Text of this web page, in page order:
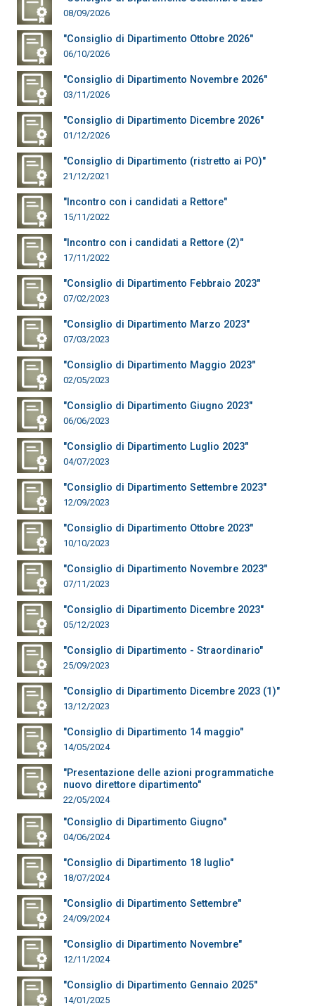
08/09/2026
"Consiglio di Dipartimento Ottobre 2026"
06/10/2026
"Consiglio di Dipartimento Novembre 2026"
03/11/2026
"Consiglio di Dipartimento Dicembre 2026"
01/12/2026
"Consiglio di Dipartimento (ristretto ai PO)"
21/12/2021
"Incontro con i candidati a Rettore"
15/11/2022
"Incontro con i candidati a Rettore (2)"
17/11/2022
"Consiglio di Dipartimento Febbraio 2023"
07/02/2023
"Consiglio di Dipartimento Marzo 2023"
07/03/2023
"Consiglio di Dipartimento Maggio 2023"
02/05/2023
"Consiglio di Dipartimento Giugno 2023"
06/06/2023
"Consiglio di Dipartimento Luglio 2023"
04/07/2023
"Consiglio di Dipartimento Settembre 2023"
12/09/2023
"Consiglio di Dipartimento Ottobre 2023"
10/10/2023
"Consiglio di Dipartimento Novembre 2023"
07/11/2023
"Consiglio di Dipartimento Dicembre 2023"
05/12/2023
"Consiglio di Dipartimento - Straordinario"
25/09/2023
"Consiglio di Dipartimento Dicembre 2023 (1)"
13/12/2023
"Consiglio di Dipartimento 14 maggio"
14/05/2024
"Presentazione delle azioni programmatiche
nuovo direttore dipartimento"
22/05/2024
"Consiglio di Dipartimento Giugno"
04/06/2024
"Consiglio di Dipartimento 18 luglio"
18/07/2024
"Consiglio di Dipartimento Settembre"
24/09/2024
"Consiglio di Dipartimento Novembre"
12/11/2024
"Consiglio di Dipartimento Gennaio 2025"
14/01/2025